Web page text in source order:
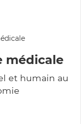
médicale
et humain au